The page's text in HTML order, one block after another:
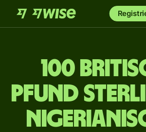
100
Pfund